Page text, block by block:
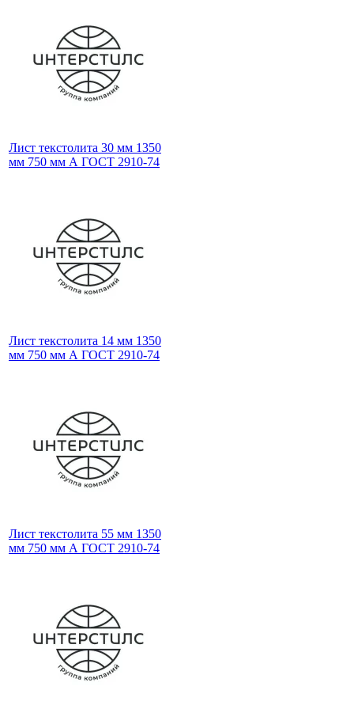
Лист текстолита 30 мм 1350
мм 750 мм А ГОСТ 2910-74
Лист текстолита 14 мм 1350
мм 750 мм А ГОСТ 2910-74
Лист текстолита 55 мм 1350
мм 750 мм А ГОСТ 2910-74